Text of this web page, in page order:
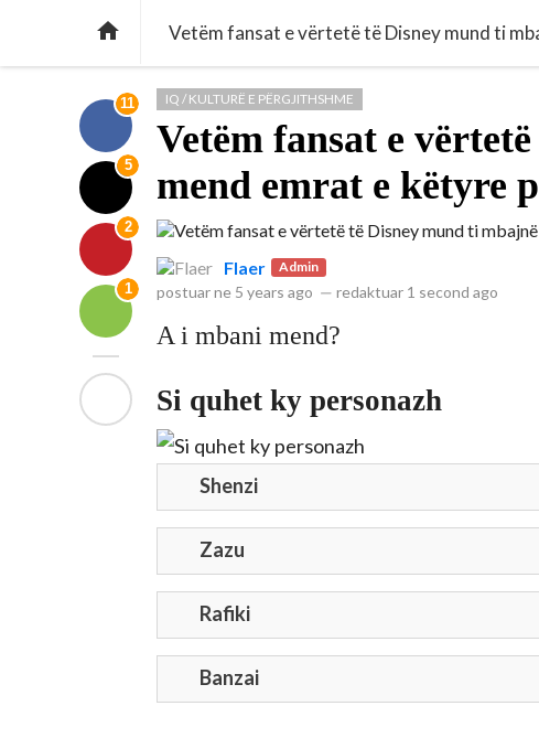
 Vetëm fansat e vërtetë të Disney mund ti
11
5
2
1
IQ / KULTURË E PËRGJITHSHME
Vetëm fansat e
mend emrat e këtyre
Flaer Admin
postuar ne 5 years ago — redaktuar 1 second ago
A i mbani mend?
Si quhet ky personazh
Shenzi
Zazu
Rafiki
Banzai